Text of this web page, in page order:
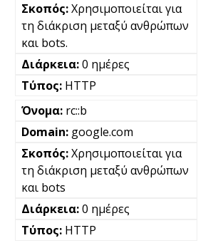
Χρησιμοποιείται για
τη διάκριση μεταξύ ανθρώπων
και bots.
0 ημέρες
HTTP
rc::b
google.com
Χρησιμοποιείται για
τη διάκριση μεταξύ ανθρώπων
και bots
0 ημέρες
HTTP